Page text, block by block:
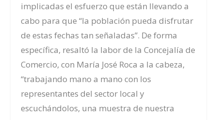
implicadas el esfuerzo que están llevando a
cabo para que “la población pueda disfrutar
de estas fechas tan señaladas”. De forma
específica, resaltó la labor de la Concejalía de
Comercio, con María José Roca a la cabeza,
“trabajando mano a mano con los
representantes del sector local y
escuchándolos, una muestra de nuestra